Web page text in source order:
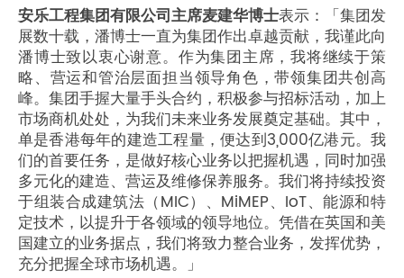
安乐工程集团有限公司主席麦建华博士表示：「集团发
展数十载，潘博士一直为集团作出卓越贡献，我谨此向
潘博士致以衷心谢意。作为集团主席，我将继续于策
略、营运和管治层面担当领导角色，带领集团共创高
峰。集团手握大量手头合约，积极参与招标活动，加上
市场商机处处，为我们未来业务发展奠定基础。其中，
单是香港每年的建造工程量，便达到3,000亿港元。我
们的首要任务，是做好核心业务以把握机遇，同时加强
多元化的建造、营运及维修保养服务。我们将持续投资
于组装合成建筑法（MIC）、MiMEP、IoT、能源和特
定技术，以提升于各领域的领导地位。凭借在英国和美
国建立的业务据点，我们将致力整合业务，发挥优势，
充分把握全球市场机遇。」